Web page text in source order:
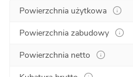
Powierzchnia użytkowa
Powierzchnia zabudowy
Powierzchnia netto